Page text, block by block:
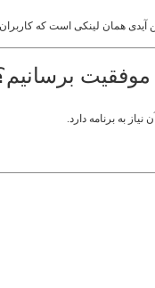
آیدی همان لینکی است که
موفقیت
به برنامه دارد.